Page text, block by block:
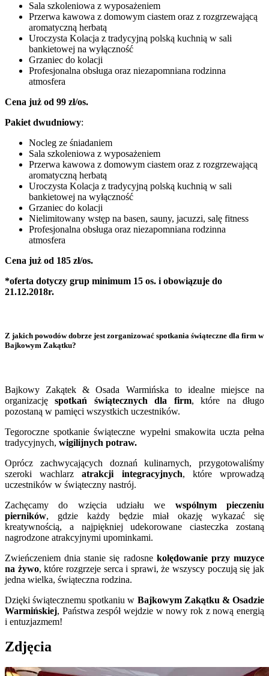
Sala szkoleniowa z wyposażeniem
Przerwa kawowa z domowym ciastem oraz z rozgrzewającą
aromatyczną herbatą
Uroczysta Kolacja z tradycyjną polską kuchnią w sali
bankietowej na wyłączność
Grzaniec do kolacji
Profesjonalna obsługa oraz niezapomniana rodzinna
atmosfera
Cena już od 99 zł/os.
Pakiet dwudniowy:
Nocleg ze śniadaniem
Sala szkoleniowa z wyposażeniem
Przerwa kawowa z domowym ciastem oraz z rozgrzewającą
aromatyczną herbatą
Uroczysta Kolacja z tradycyjną polską kuchnią w sali
bankietowej na wyłączność
Grzaniec do kolacji
Nielimitowany wstęp na basen, sauny, jacuzzi, salę fitness
Profesjonalna obsługa oraz niezapomniana rodzinna
atmosfera
Cena już od 185 zł/os.
*oferta dotyczy grup minimum 15 os. i obowiązuje do
21.12.2018r.
Z jakich powodów dobrze jest zorganizować spotkania świąteczne dla firm w
Bajkowym Zakątku?
Bajkowy Zakątek & Osada Warmińska to idealne miejsce na
organizacjęspotkań świątecznych dla firm, które na długo
pozostaną w pamięci wszystkich uczestników.
Tegoroczne spotkanie świąteczne wypełni smakowita uczta pełna
tradycyjnych, wigilijnych potraw.
Oprócz zachwycających doznań kulinarnych, przygotowaliśmy
szeroki wachlarzatrakcji integracyjnych, które wprowadzą
uczestników w świąteczny nastrój.
Zachęcamy do wzięcia udziału we wspólnym pieczeniu
pierników, gdzie każdy będzie miał okazję wykazać się
kreatywnością, a najpiękniej udekorowane ciasteczka zostaną
nagrodzone atrakcyjnymi upominkami.
Zwieńczeniem dnia stanie się radosne kolędowanie przy muzyce
na żywo, które rozgrzeje serca i sprawi, że wszyscy poczują się jak
jedna wielka, świąteczna rodzina.
Dzięki świątecznemu spotkaniu w Bajkowym Zakątku & Osadzie
Warmińskiej, Państwa zespół wejdzie w nowy rok z nową energią
i entuzjazmem!
Zdjęcia